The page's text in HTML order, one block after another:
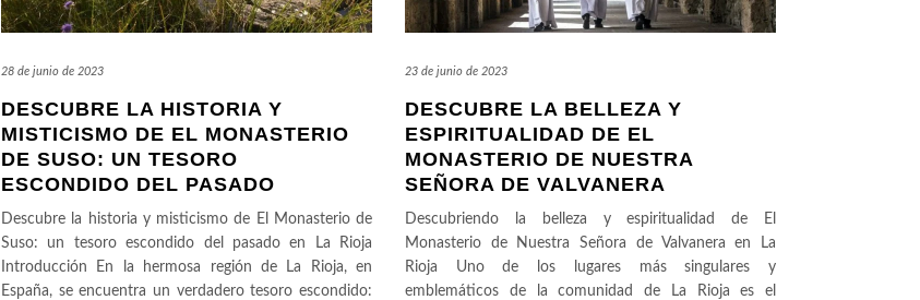
28 de junio de 2023
DESCUBRE LA HISTORIA Y
MISTICISMO DE EL MONASTERIO
DE SUSO: UN TESORO
ESCONDIDO DEL PASADO
Descubre la historia y misticismo de El Monasterio de
Suso: un tesoro escondido del pasado en La Rioja
Introducción En la hermosa región de La Rioja, en
España, se encuentra un verdadero tesoro escondido:
23 de junio de 2023
DESCUBRE LA BELLEZA Y
ESPIRITUALIDAD DE EL
MONASTERIO DE NUESTRA
SEÑORA DE VALVANERA
Descubriendo la belleza y espiritualidad de El
Monasterio de Nuestra Señora de Valvanera en La
Rioja Uno de los lugares más singulares y
emblemáticos de la comunidad de La Rioja es el